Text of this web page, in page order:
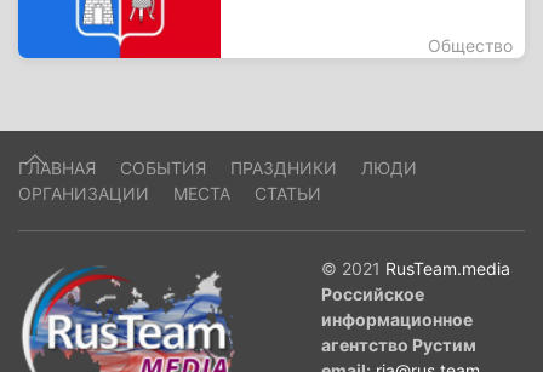
Общество
ГЛАВНАЯ СОБЫТИЯ ПРАЗДНИКИ
ЛЮДИ
ОРГАНИЗАЦИИ
МЕСТА СТАТЬИ
© 2021 RusTeam.media
Российское
информационное
агентство Рустим